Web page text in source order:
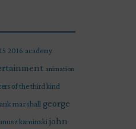
2016 academy
animation
of the third kind
marshall george
kaminski john